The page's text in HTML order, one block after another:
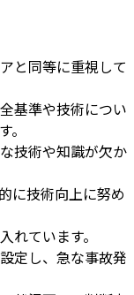
と同等に重視して
基準や技術につい
技術や知識が欠か
に技術向上に努め
れています。
定し、急な事故発